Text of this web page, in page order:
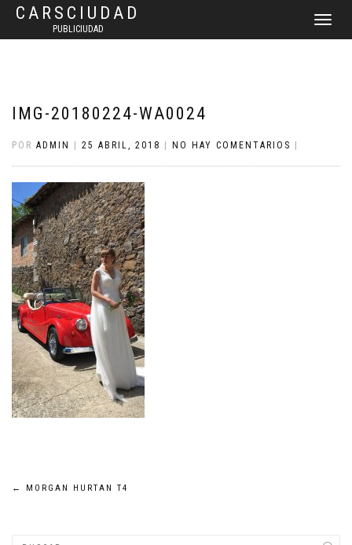
CARSCIUDAD
PUBLICIUDAD
CAMBIAR
IMG-20180224-WA0024
POR ADMIN 25 ABRIL, 2018 NO HAY COMENTARIOS
Navegación
← MORGAN HURTAN T4